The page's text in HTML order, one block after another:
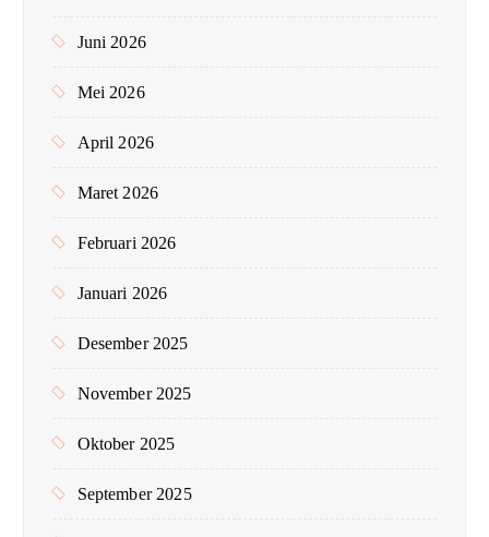
Juni 2026
Mei 2026
April 2026
Maret 2026
Februari 2026
Januari 2026
Desember 2025
November 2025
Oktober 2025
September 2025